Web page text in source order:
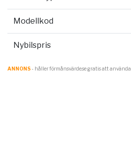
Modellkod
Nybilspris
ANNONS- håller förmånsvärde.se gratis att använda